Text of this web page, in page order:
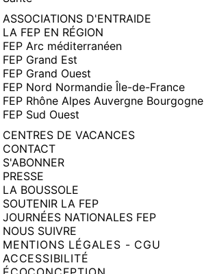
ASSOCIATIONS D'ENTRAIDE
LA FEP EN RÉGION
FEP Arc méditerranéen
FEP Grand Est
FEP Grand Ouest
FEP Nord Normandie Île-de-France
FEP Rhône Alpes Auvergne Bourgogne
FEP Sud Ouest
CENTRES DE VACANCES
CONTACT
S'ABONNER
PRESSE
LA BOUSSOLE
SOUTENIR LA FEP
JOURNÉES NATIONALES FEP
NOUS SUIVRE
MENTIONS LÉGALES - CGU
ACCESSIBILITÉ